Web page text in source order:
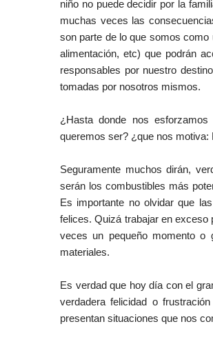
niño no puede decidir por la
muchas veces las
son parte de lo que somos
alimentación, etc) que podrán
responsables por nuestro
tomadas por nosotros mismos.
¿Hasta donde nos
queremos ser? ¿que nos
Seguramente muchos dirán,
serán los combustibles más
Es importante no olvidar que
felices. Quizá trabajar en exceso
veces un pequeño momento o
materiales.
Es verdad que hoy día con el
verdadera felicidad o
presentan situaciones que nos